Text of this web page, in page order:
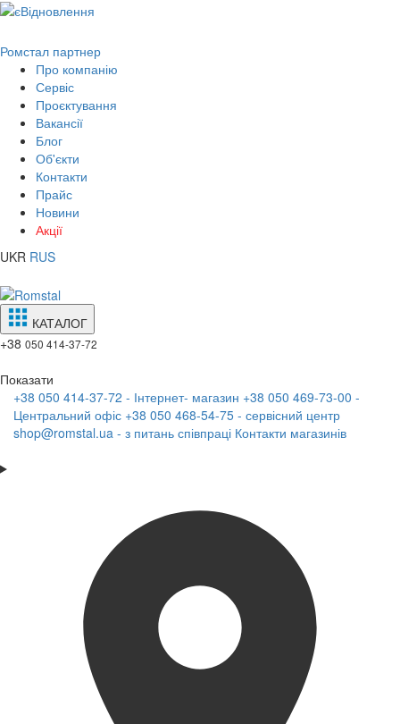
Ромстал партнер
Про компанію
Сервіс
Проєктування
Вакансії
Блог
Об'єкти
Контакти
Прайс
Новини
Акції
UKR RUS
КАТАЛОГ
+38 050 414-37-72
Показати
+38 050 414-37-72 - Інтернет- магазин +38 050 469-73-00 -
Центральний офіс +38 050 468-54-75 - сервісний центр
shop@romstal.ua - з питань співпраці Контакти магазинів